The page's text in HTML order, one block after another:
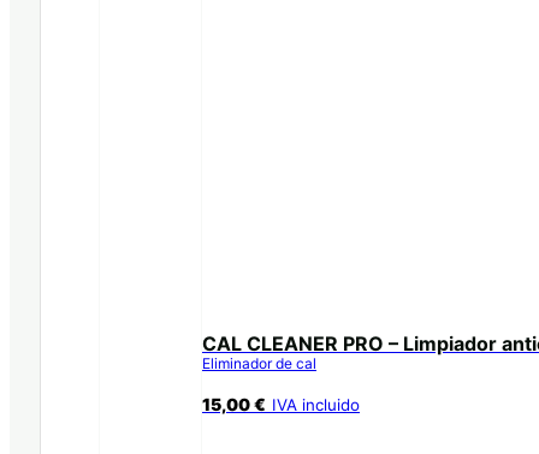
CAL CLEANER PRO – Limpiador
Eliminador de cal
15,00€ IVA incluido